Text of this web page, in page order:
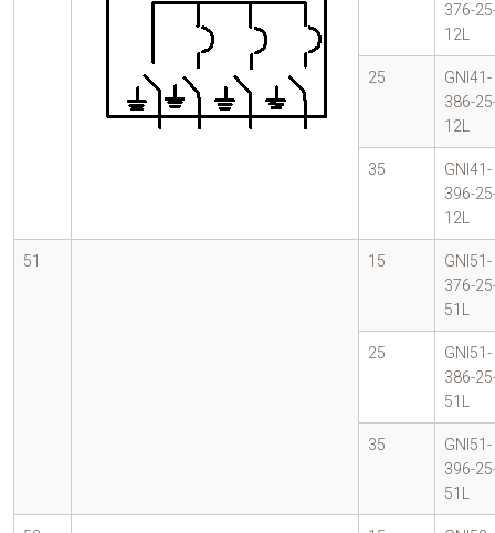
376-
12L
25
GNI41-
386-
12L
35
GNI41-
396-
12L
51 15
GNI51-
376-
51L
25
GNI51-
386-
51L
35
GNI51-
396-
51L